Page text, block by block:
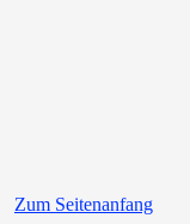
Zum Seitenanfang